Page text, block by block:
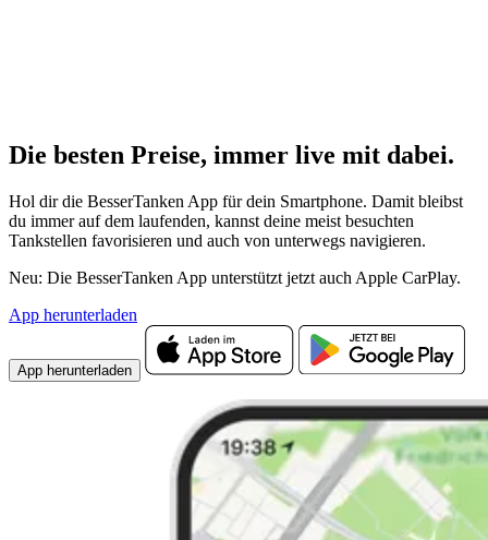
Die besten Preise, immer live mit dabei.
Hol dir die BesserTanken App für dein Smartphone. Damit bleibst
du immer auf dem laufenden, kannst deine meist besuchten
Tankstellen favorisieren und auch von unterwegs navigieren.
Neu: Die BesserTanken App unterstützt jetzt auch Apple CarPlay.
App herunterladen
App herunterladen